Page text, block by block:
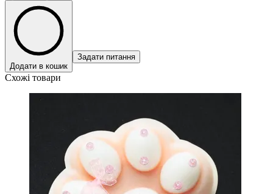
Додати в кошик
Задати питання
Схожі товари